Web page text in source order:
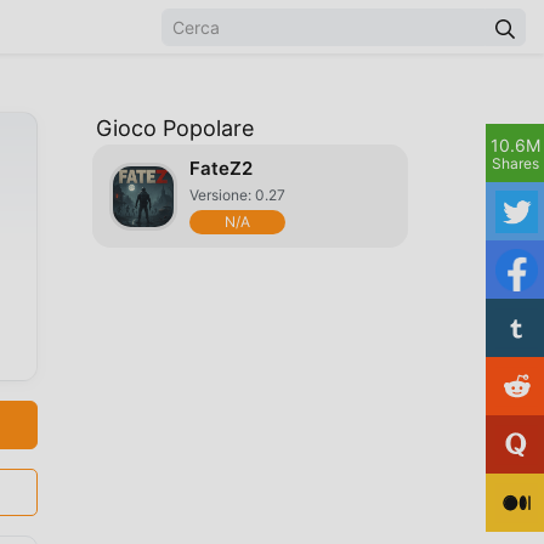
Gioco Popolare
FateZ2
Versione: 0.27
N/A
10.6M
Shares